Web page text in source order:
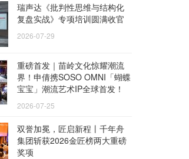
瑞声达《批判性思维与结构化
复盘实战》专项培训圆满收官
2026-07-29
重磅首发｜苗岭文化惊耀潮流
界！申倩携SOSO OMNI「蝴蝶
宝宝」潮流艺术IP全球首发！
2026-07-25
双誉加冕，匠启新程丨千年舟
集团斩获2026金匠榜两大重磅
奖项